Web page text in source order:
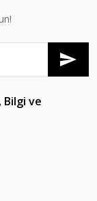
Bilgi ve